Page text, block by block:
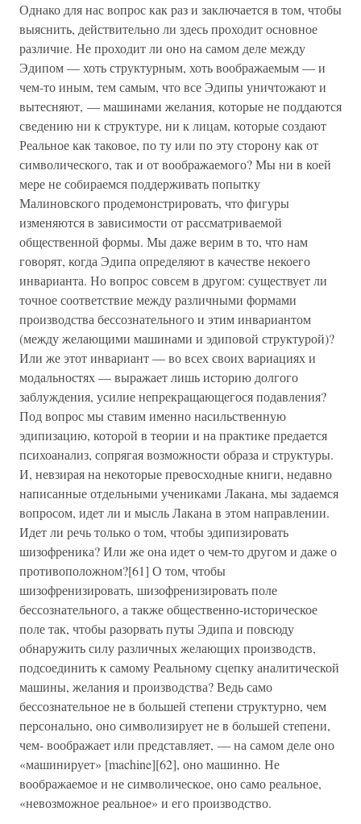
Однако для нас вопрос как раз и заключается в том, чтобы
выяснить, действительно ли здесь проходит основное
различие. Не проходит ли оно на самом деле между
Эдипом — хоть структурным, хоть воображаемым — и
чем-то иным, тем самым, что все Эдипы уничтожают и
вытесняют, — машинами желания, которые не поддаются
сведению ни к структуре, ни к лицам, которые создают
Реальное как таковое, по ту или по эту сторону как от
символического, так и от воображаемого? Мы ни в коей
мере не собираемся поддерживать попытку
Малиновского продемонстрировать, что фигуры
изменяются в зависимости от рассматриваемой
общественной формы. Мы даже верим в то, что нам
говорят, когда Эдипа определяют в качестве некоего
инварианта. Но вопрос совсем в другом: существует ли
точное соответствие между различными формами
производства бессознательного и этим инвариантом
(между желающими машинами и эдиповой структурой)?
Или же этот инвариант — во всех своих вариациях и
модальностях — выражает лишь историю долгого
заблуждения, усилие непрекращающегося подавления?
Под вопрос мы ставим именно насильственную
эдипизацию, которой в теории и на практике предается
психоанализ, сопрягая возможности образа и структуры.
И, невзирая на некоторые превосходные книги, недавно
написанные отдельными учениками Лакана, мы задаемся
вопросом, идет ли и мысль Лакана в этом направлении.
Идет ли речь только о том, чтобы эдипизировать
шизофреника? Или же она идет о чем-то другом и даже о
противоположном?[61] О том, чтобы
шизофренизировать, шизофренизировать поле
бессознательного, а также общественно-историческое
поле так, чтобы разорвать путы Эдипа и повсюду
обнаружить силу различных желающих производств,
подсоединить к самому Реальному сцепку аналитической
машины, желания и производства? Ведь само
бессознательное не в большей степени структурно, чем
персонально, оно символизирует не в большей степени,
чем- воображает или представляет, — на самом деле оно
«машинирует» [machine][62], оно машинно. Не
воображаемое и не символическое, оно само реальное,
«невозможное реальное» и его производство.